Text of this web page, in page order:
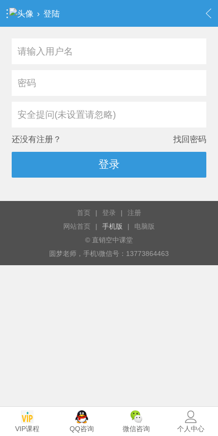
› 登陆
安全提问(未设置请忽略)
还没有注册？ 找回密码
登录
首页 | 登录 |
注册
网站首页
| 手机版 |
电脑版
© 直销空中课堂
圆梦老师，手机\微信号：13773864463
VIP课程 QQ咨询 微信咨询 个人中心